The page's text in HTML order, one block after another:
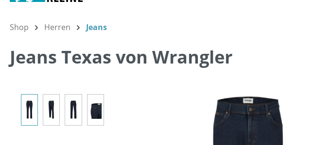
Shop Herren Jeans
Jeans Texas von Wrangler
Bildergalerie überspringen